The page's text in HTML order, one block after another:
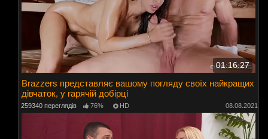
01:16:27
Brazzers представляє вашому погляду своїх найкращих
дівчаток, у гарячій добірці
259340 переглядів 76% HD 08.08.2021